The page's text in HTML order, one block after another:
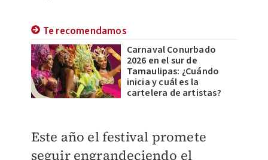
Te recomendamos
Carnaval Conurbado
2026 en el sur de
Tamaulipas: ¿Cuándo
inicia y cuál es la
cartelera de artistas?
Este año el festival promete
seguir engrandeciendo el